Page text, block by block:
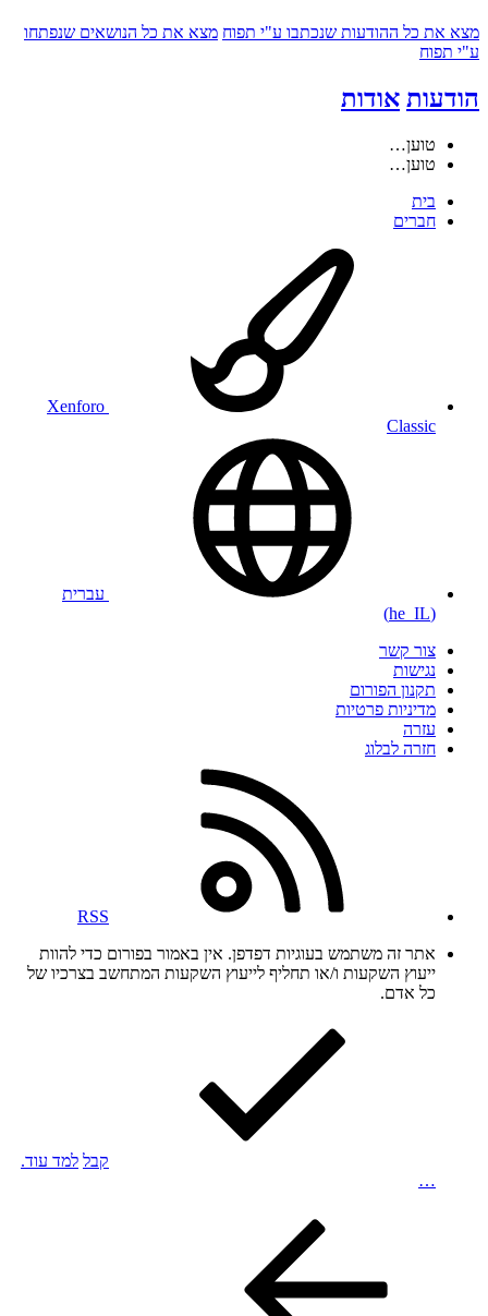
מצא את כל ההודעות שנכתבו ע"י תפוח מצא את כל הנושאים שנפתחו
ע"י תפוח
הודעות אודות
טוען…
טוען…
בית
חברים
Xenforo
Classic
עברית
(he_IL)
צור קשר
נגישות
תקנון הפורום
מדיניות פרטיות
עזרה
חזרה לבלוג
RSS
אתר זה משתמש בעוגיות דפדפן. אין באמור בפורום כדי להוות
ייעוץ השקעות ו/או תחליף לייעוץ השקעות המתחשב בצרכיו של
כל אדם.
קבל למד עוד.
…